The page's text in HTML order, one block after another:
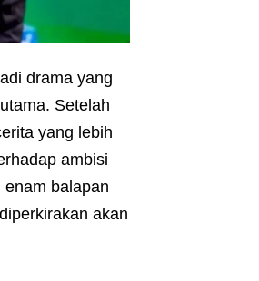
drama yang
Setelah
yang lebih
ambisi
balapan
akan